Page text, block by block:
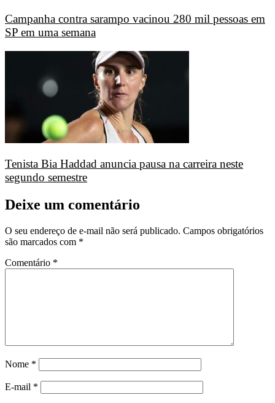
Campanha contra sarampo vacinou 280 mil pessoas em
SP em uma semana
Tenista Bia Haddad anuncia pausa na carreira neste
segundo semestre
Deixe um comentário
O seu endereço de e-mail não será publicado. Campos obrigatórios
são marcados com *
Comentário *
Nome *
E-mail *